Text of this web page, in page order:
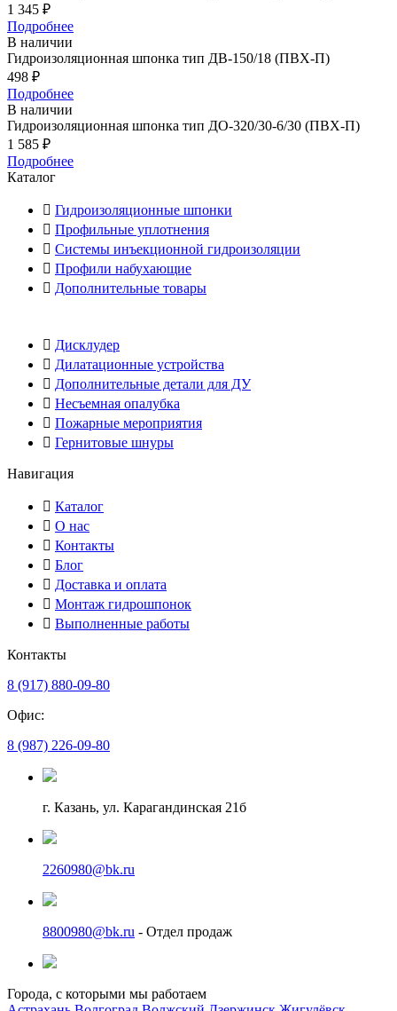
1 345 ₽
Подробнее
В наличии
Гидроизоляционная шпонка тип ДВ-150/18 (ПВХ-П)
498 ₽
Подробнее
В наличии
Гидроизоляционная шпонка тип ДО-320/30-6/30 (ПВХ-П)
1 585 ₽
Подробнее
Каталог
Гидроизоляционные шпонки
Профильные уплотнения
Системы инъекционной гидроизоляции
Профили набухающие
Дополнительные товары
Дисклудер
Дилатационные устройства
Дополнительные детали для ДУ
Несъемная опалубка
Пожарные мероприятия
Гернитовые шнуры
Навигация
Каталог
О нас
Контакты
Блог
Доставка и оплата
Монтаж гидрошпонок
Выполненные работы
Контакты
8 (917) 880-09-80
Офис:
8 (987) 226-09-80
г. Казань, ул. Карагандинская 21б
2260980@bk.ru
8800980@bk.ru - Отдел продаж
Города, с которыми мы работаем